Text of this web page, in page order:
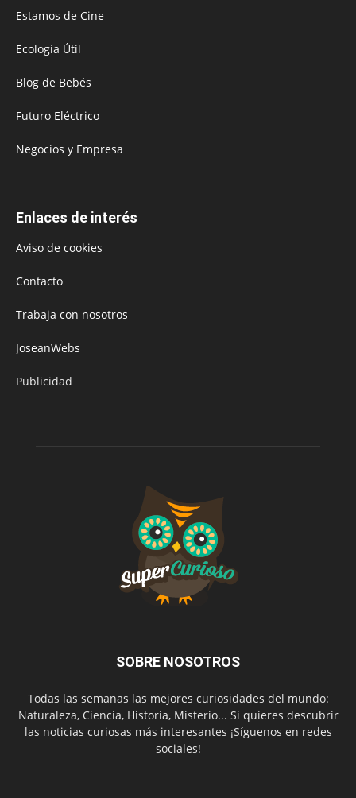
Estamos de Cine
Ecología Útil
Blog de Bebés
Futuro Eléctrico
Negocios y Empresa
Enlaces de interés
Aviso de cookies
Contacto
Trabaja con nosotros
JoseanWebs
Publicidad
SOBRE NOSOTROS
Todas las semanas las mejores curiosidades del mundo:
Naturaleza, Ciencia, Historia, Misterio... Si quieres descubrir
las noticias curiosas más interesantes ¡Síguenos en redes
sociales!